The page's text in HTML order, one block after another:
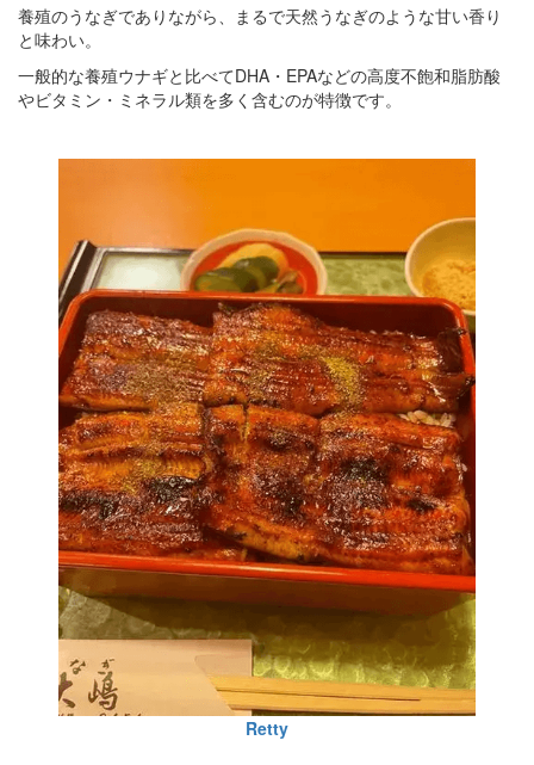
養殖のうなぎでありながら、まるで天然うなぎのような甘い香り
と味わい。
一般的な養殖ウナギと比べてDHA・EPAなどの高度不飽和脂肪酸
やビタミン・ミネラル類を多く含むのが特徴です。
Retty